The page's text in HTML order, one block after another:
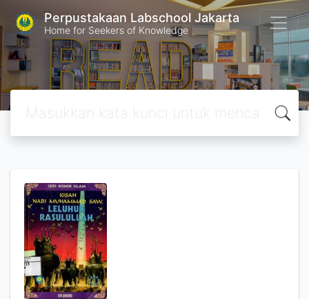
Perpustakaan Labschool Jakarta
Home for Seekers of Knowledge